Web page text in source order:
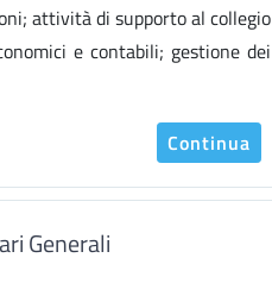
attività di supporto al collegio
e contabili; gestione dei
Continua
Generali